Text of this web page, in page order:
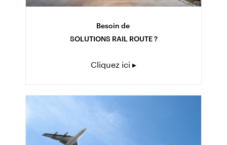
Besoin de
SOLUTIONS RAIL ROUTE ?
Cliquez ici ▸